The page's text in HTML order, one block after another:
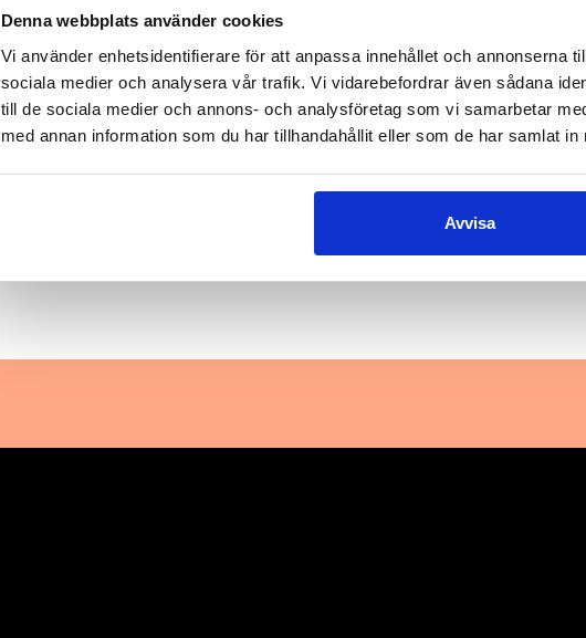
Denna webbplats använder cookies
Vi använder enhetsidentifierare för att anpassa innehållet och annonserna
sociala medier och analysera vår trafik. Vi vidarebefordrar även sådana
till de sociala medier och annons- och analysföretag som vi samarbetar
med annan information som du har tillhandahållit eller som de har samlat
Avvisa
Tua